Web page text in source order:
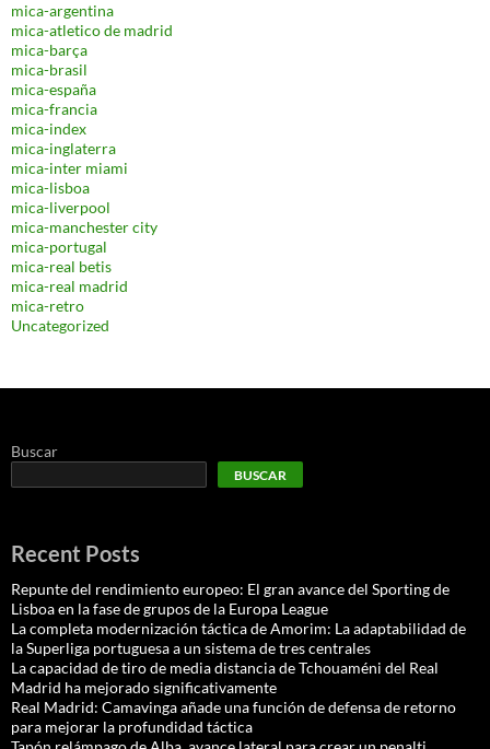
mica-argentina
mica-atletico de madrid
mica-barça
mica-brasil
mica-españa
mica-francia
mica-index
mica-inglaterra
mica-inter miami
mica-lisboa
mica-liverpool
mica-manchester city
mica-portugal
mica-real betis
mica-real madrid
mica-retro
Uncategorized
Buscar
BUSCAR
Recent Posts
Repunte del rendimiento europeo: El gran avance del Sporting de
Lisboa en la fase de grupos de la Europa League
La completa modernización táctica de Amorim: La adaptabilidad de
la Superliga portuguesa a un sistema de tres centrales
La capacidad de tiro de media distancia de Tchouaméni del Real
Madrid ha mejorado significativamente
Real Madrid: Camavinga añade una función de defensa de retorno
para mejorar la profundidad táctica